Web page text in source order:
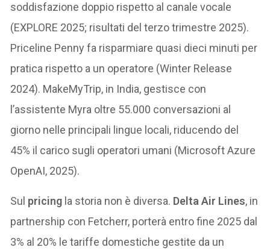
soddisfazione doppio rispetto al canale vocale
(EXPLORE 2025; risultati del terzo trimestre 2025).
Priceline Penny fa risparmiare quasi dieci minuti per
pratica rispetto a un operatore (Winter Release
2024). MakeMyTrip, in India, gestisce con
l’assistente Myra oltre 55.000 conversazioni al
giorno nelle principali lingue locali, riducendo del
45% il carico sugli operatori umani (Microsoft Azure
OpenAI, 2025).
Sul pricing la storia non è diversa. Delta Air Lines, in
partnership con Fetcherr, porterà entro fine 2025 dal
3% al 20% le tariffe domestiche gestite da un